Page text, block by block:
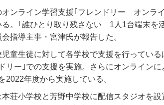
オンライン学習支援｢フレンドリー オンラ
る。｢誰ひとり取り残さない 1人1台端末を
指導主事・宮津氏が報告した。
童生徒に対して各学校で支援を行ってい
リー｣での支援を実施。さらにオンラインに
年度から実施している。
本荘小学校と芳野中学校に配信スタジオを